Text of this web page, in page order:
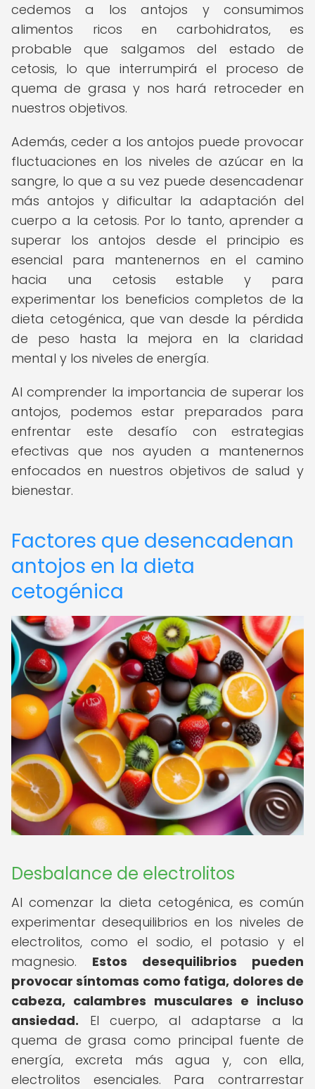
cedemos a los antojos y consumimos
alimentos ricos en carbohidratos, es
probable que salgamos del estado de
cetosis, lo que interrumpirá el proceso de
quema de grasa y nos hará retroceder en
nuestros objetivos.
Además, ceder a los antojos puede provocar
fluctuaciones en los niveles de azúcar en la
sangre, lo que a su vez puede desencadenar
más antojos y dificultar la adaptación del
cuerpo a la cetosis. Por lo tanto, aprender a
superar los antojos desde el principio es
esencial para mantenernos en el camino
hacia una cetosis estable y para
experimentar los beneficios completos de la
dieta cetogénica, que van desde la pérdida
de peso hasta la mejora en la claridad
mental y los niveles de energía.
Al comprender la importancia de superar los
antojos, podemos estar preparados para
enfrentar este desafío con estrategias
efectivas que nos ayuden a mantenernos
enfocados en nuestros objetivos de salud y
bienestar.
Factores que desencadenan
antojos en la dieta
cetogénica
Desbalance de electrolitos
Al comenzar la dieta cetogénica, es común
experimentar desequilibrios en los niveles de
electrolitos, como el sodio, el potasio y el
magnesio. Estos desequilibrios pueden
provocar síntomas como fatiga, dolores de
cabeza, calambres musculares e incluso
ansiedad. El cuerpo, al adaptarse a la
quema de grasa como principal fuente de
energía, excreta más agua y, con ella,
electrolitos esenciales. Para contrarrestar